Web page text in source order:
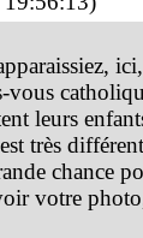
vous
leurs
très
chance
votre